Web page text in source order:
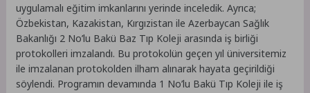
uygulamalı eğitim imkanlarını yerinde inceledik. Ayrıca;
Özbekistan, Kazakistan, Kırgızistan ile Azerbaycan Sağlık
Bakanlığı 2 No’lu Bakü Baz Tıp Koleji arasında iş birliği
protokolleri imzalandı. Bu protokolün geçen yıl üniversitemiz
ile imzalanan protokolden ilham alınarak hayata geçirildiği
söylendi. Programın devamında 1 No’lu Bakü Tıp Koleji ile iş